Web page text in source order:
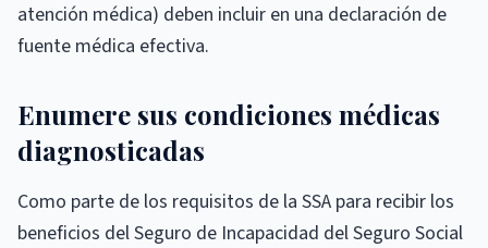
atención médica) deben incluir en una declaración de
fuente médica efectiva.
Enumere sus condiciones médicas
diagnosticadas
Como parte de los requisitos de la SSA para recibir los
beneficios del Seguro de Incapacidad del Seguro Social